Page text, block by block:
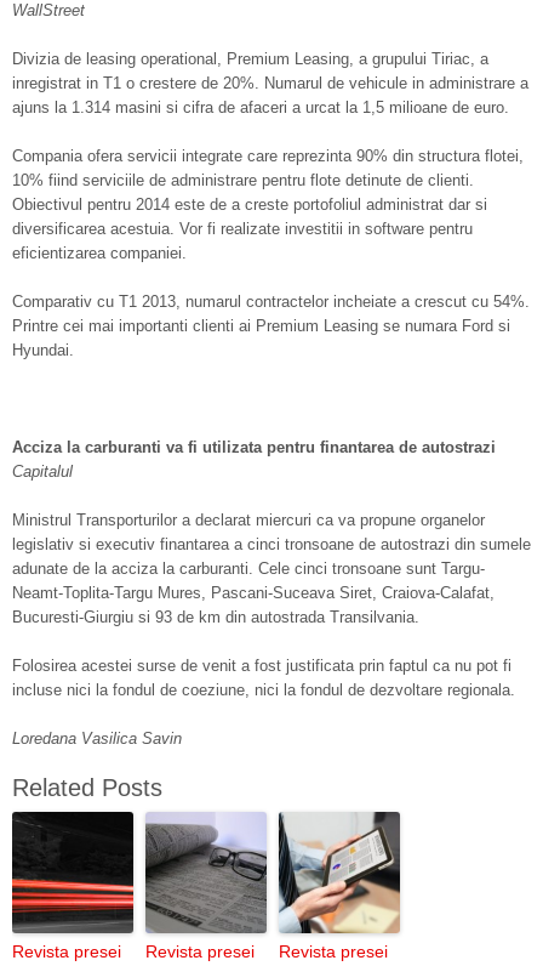
WallStreet
Divizia de leasing operational, Premium Leasing, a grupului Tiriac, a
inregistrat in T1 o crestere de 20%. Numarul de vehicule in administrare a
ajuns la 1.314 masini si cifra de afaceri a urcat la 1,5 milioane de euro.
Compania ofera servicii integrate care reprezinta 90% din structura flotei,
10% fiind serviciile de administrare pentru flote detinute de clienti.
Obiectivul pentru 2014 este de a creste portofoliul administrat dar si
diversificarea acestuia. Vor fi realizate investitii in software pentru
eficientizarea companiei.
Comparativ cu T1 2013, numarul contractelor incheiate a crescut cu 54%.
Printre cei mai importanti clienti ai Premium Leasing se numara Ford si
Hyundai.
Acciza la carburanti va fi utilizata pentru finantarea de autostrazi
Capitalul
Ministrul Transporturilor a declarat miercuri ca va propune organelor
legislativ si executiv finantarea a cinci tronsoane de autostrazi din sumele
adunate de la acciza la carburanti. Cele cinci tronsoane sunt Targu-
Neamt-Toplita-Targu Mures, Pascani-Suceava Siret, Craiova-Calafat,
Bucuresti-Giurgiu si 93 de km din autostrada Transilvania.
Folosirea acestei surse de venit a fost justificata prin faptul ca nu pot fi
incluse nici la fondul de coeziune, nici la fondul de dezvoltare regionala.
Loredana Vasilica Savin
Related Posts
Revista presei
Revista presei
Revista presei